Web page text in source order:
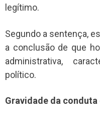
legítimo.
Segundo a sentença,
a conclusão de que
administrativa,
político.
Gravidade da